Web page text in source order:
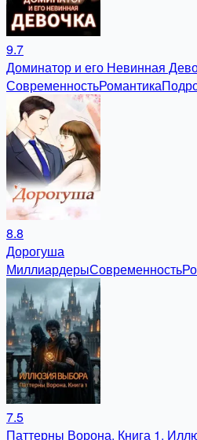
9.7
Доминатор и его Невинная
СовременностьРомантика
8.8
Дорогуша
МиллиардерыСовременность
7.5
Паттерны Ворона. Книга 1.